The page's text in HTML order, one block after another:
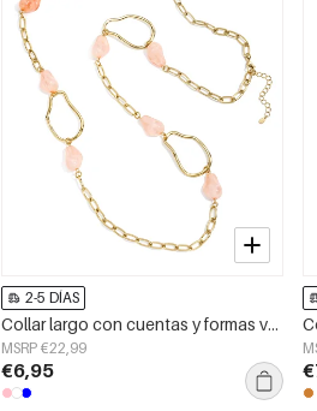
2-5 DÍAS
Collar largo con cuentas y formas variadas.
MSRP €22,99
€6,95